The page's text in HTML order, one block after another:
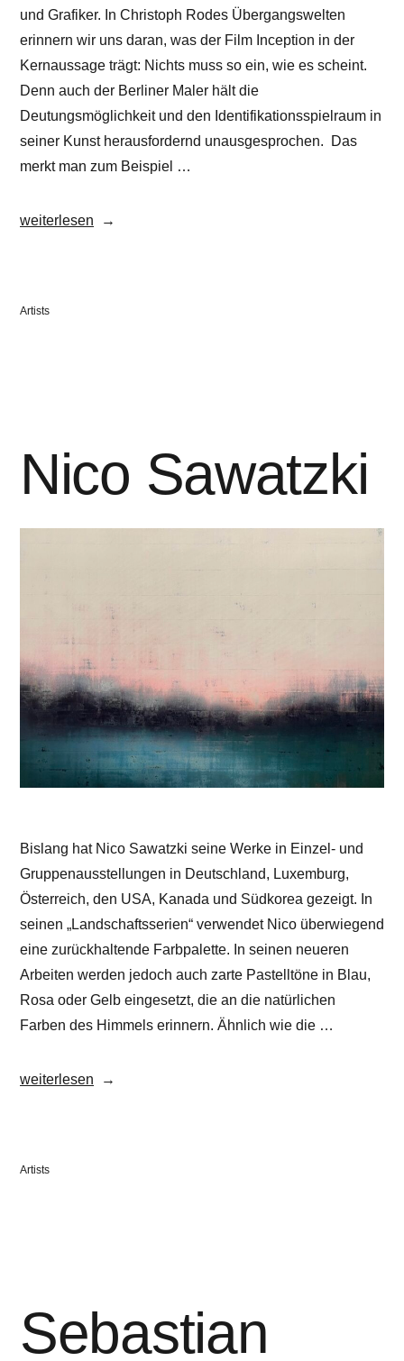
und Grafiker. In Christoph Rodes Übergangswelten
erinnern wir uns daran, was der Film Inception in der
Kernaussage trägt: Nichts muss so ein, wie es scheint.
Denn auch der Berliner Maler hält die
Deutungsmöglichkeit und den Identifikationsspielraum in
seiner Kunst herausfordernd unausgesprochen. Das
merkt man zum Beispiel …
„Christoph
weiterlesen
Veröffentlicht
Artists
Nico Sawatzki
Bislang hat Nico Sawatzki seine Werke in Einzel- und
Gruppenausstellungen in Deutschland, Luxemburg,
Österreich, den USA, Kanada und Südkorea gezeigt. In
seinen „Landschaftsserien“ verwendet Nico überwiegend
eine zurückhaltende Farbpalette. In seinen neueren
Arbeiten werden jedoch auch zarte Pastelltöne in Blau,
Rosa oder Gelb eingesetzt, die an die natürlichen
Farben des Himmels erinnern. Ähnlich wie die …
„Nico
weiterlesen
Veröffentlicht
Artists
Sebastian